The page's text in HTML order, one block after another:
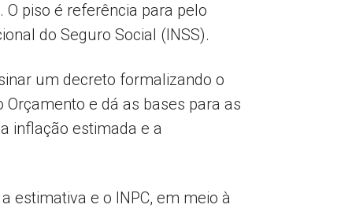
piso é referência para pelo
do Seguro Social (INSS).
um decreto formalizando o
e dá as bases para as
inflação estimada e a
estimativa e o INPC, em meio à